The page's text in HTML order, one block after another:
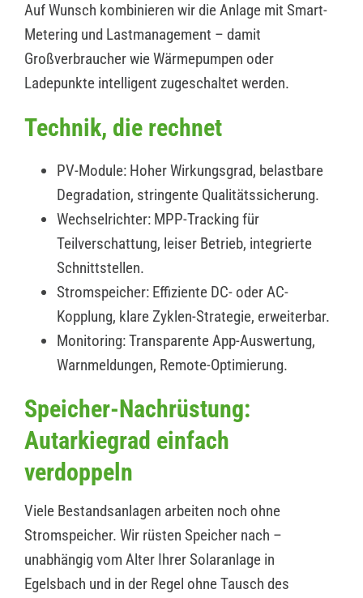
Auf Wunsch kombinieren wir die Anlage mit Smart-
Metering und Lastmanagement – damit
Großverbraucher wie Wärmepumpen oder
Ladepunkte intelligent zugeschaltet werden.
Technik, die rechnet
PV-Module: Hoher Wirkungsgrad, belastbare
Degradation, stringente Qualitätssicherung.
Wechselrichter: MPP-Tracking für
Teilverschattung, leiser Betrieb, integrierte
Schnittstellen.
Stromspeicher: Effiziente DC- oder AC-
Kopplung, klare Zyklen-Strategie, erweiterbar.
Monitoring: Transparente App-Auswertung,
Warnmeldungen, Remote-Optimierung.
Speicher-Nachrüstung:
Autarkiegrad einfach
verdoppeln
Viele Bestandsanlagen arbeiten noch ohne
Stromspeicher. Wir rüsten Speicher nach –
unabhängig vom Alter Ihrer Solaranlage in
Egelsbach und in der Regel ohne Tausch des